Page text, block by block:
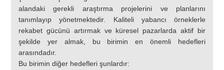
alandaki gerekli araştırma projelerini ve planlarını
tanımlayıp yönetmektedir. Kaliteli yabancı örneklerle
rekabet gücünü artırmak ve küresel pazarlarda aktif bir
şekilde yer almak, bu birimin en önemli hedefleri
arasındadır.
Bu birimin diğer hedefleri şunlardır: